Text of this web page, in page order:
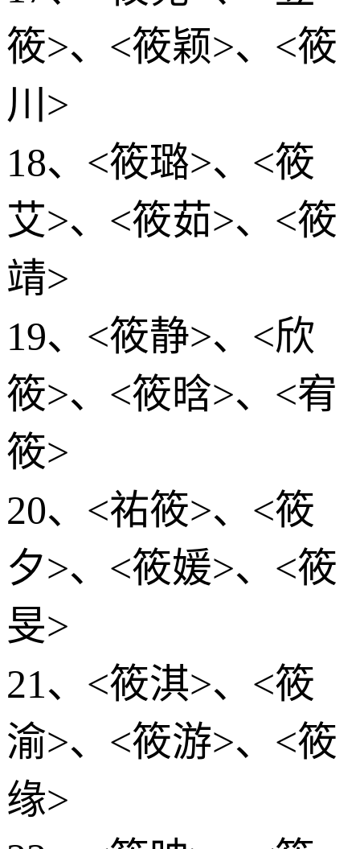
筱>、<筱颖>、<筱
川>
18、<筱璐>、<筱
艾>、<筱茹>、<筱
靖>
19、<筱静>、<欣
筱>、<筱晗>、<宥
筱>
20、<祐筱>、<筱
夕>、<筱媛>、<筱
旻>
21、<筱淇>、<筱
渝>、<筱游>、<筱
缘>